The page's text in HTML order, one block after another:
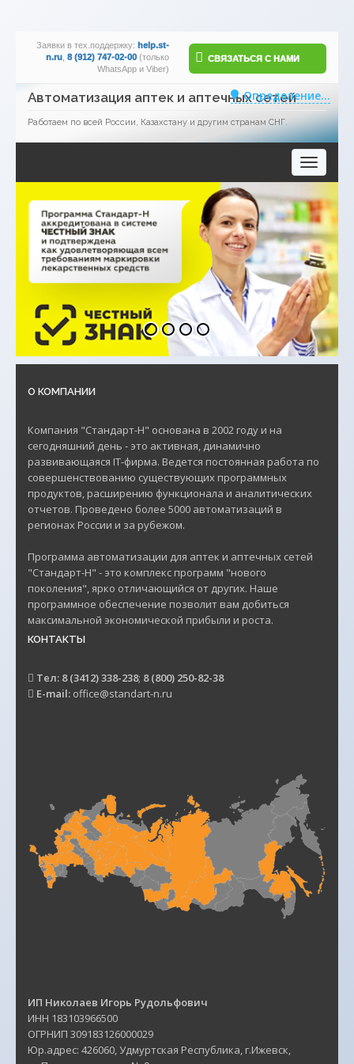
Заявки в тех.поддержку: help.st-
n.ru 8 (912) 747-02-00 (только
WhatsApp и Viber)
СВЯЗАТЬСЯ С НАМИ
Автоматизация аптек и аптечных сетей
Работаем по всей России, Казахстану и другим странам СНГ.
Определение...
Toggle
navigation
О КОМПАНИИ
Компания "Стандарт-Н" основана в 2002 году и на
сегодняшний день - это активная, динамично
развивающаяся IT-фирма. Ведется постоянная работа по
совершенствованию существующих программных
продуктов, расширению функционала и аналитических
отчетов. Проведено более 5000 автоматизаций в
регионах России и за рубежом.
Программа автоматизации для аптек и аптечных сетей
"Стандарт-Н" - это комплекс программ "нового
поколения", ярко отличающийся от других. Наше
программное обеспечение позволит вам добиться
максимальной экономической прибыли и роста.
КОНТАКТЫ
Тел: 8 (3412) 338-238; 8 (800) 250-82-38
E-mail: office@standart-n.ru
ИП Николаев Игорь Рудольфович
ИНН 183103966500
ОГРНИП 309183126000029
Юр.адрес: 426060, Удмуртская Республика, г.Ижевск,